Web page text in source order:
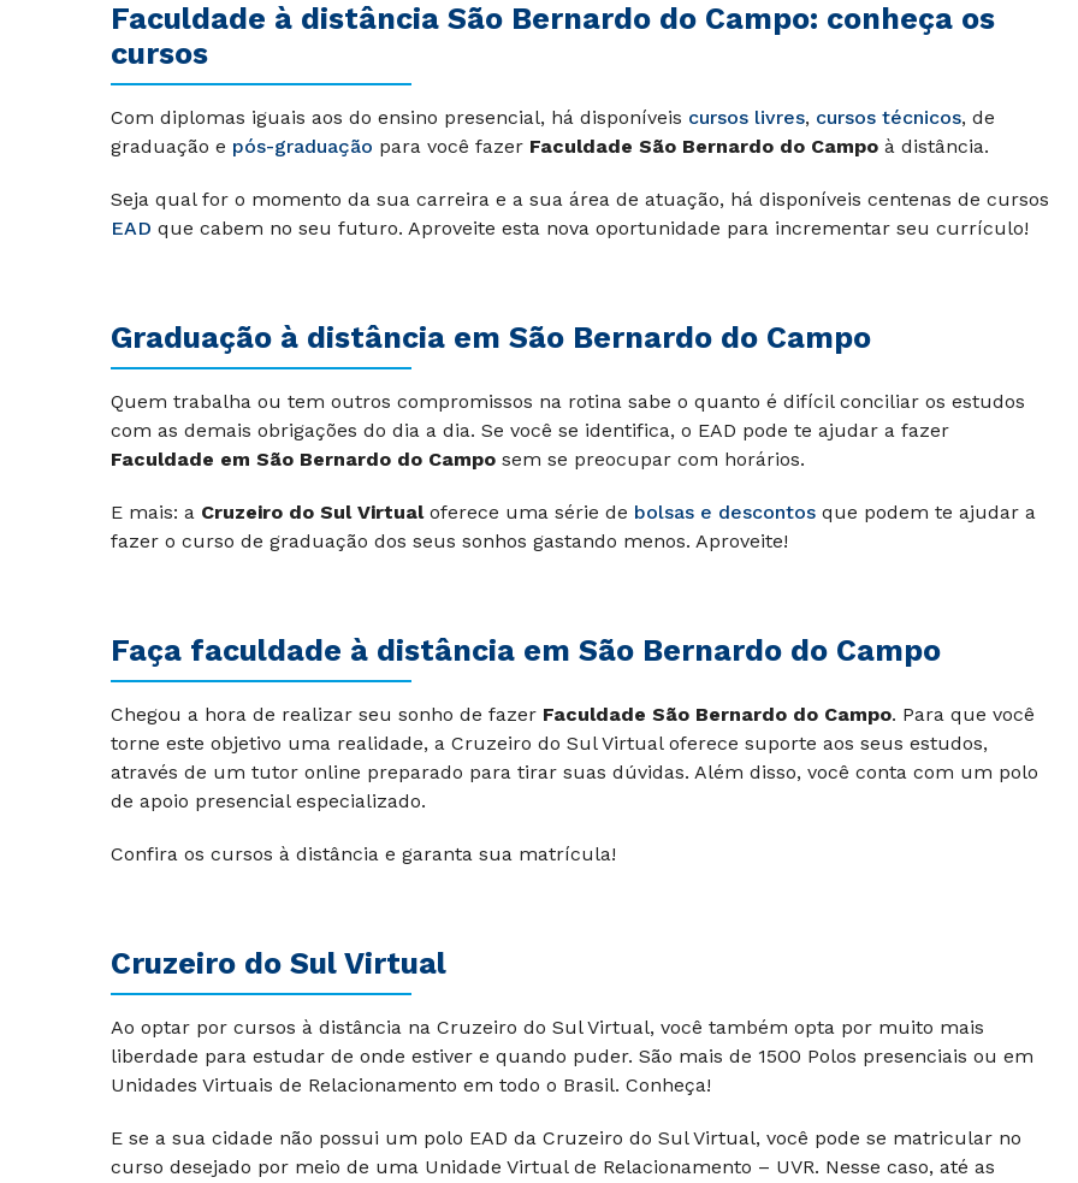
Faculdade à distância São Bernardo do Campo: conheça os
cursos
Com diplomas iguais aos do ensino presencial, há disponíveis cursos livres, cursos técnicos, de
graduação e pós-graduação para você fazer Faculdade São Bernardo do Campo à distância.
Seja qual for o momento da sua carreira e a sua área de atuação, há disponíveis centenas de cursos
EAD que cabem no seu futuro. Aproveite esta nova oportunidade para incrementar seu currículo!
Graduação à distância em São Bernardo do Campo
Quem trabalha ou tem outros compromissos na rotina sabe o quanto é difícil conciliar os estudos
com as demais obrigações do dia a dia. Se você se identifica, o EAD pode te ajudar a fazer
Faculdade em São Bernardo do Campo sem se preocupar com horários.
E mais: a Cruzeiro do Sul Virtualoferece uma série de bolsas e descontos que podem te ajudar a
fazer o curso de graduação dos seus sonhos gastando menos. Aproveite!
Faça faculdade à distância em São Bernardo do Campo
Chegou a hora de realizar seu sonho de fazer Faculdade São Bernardo do Campo. Para que você
torne este objetivo uma realidade, a Cruzeiro do Sul Virtual oferece suporte aos seus estudos,
através de um tutor online preparado para tirar suas dúvidas. Além disso, você conta com um polo
de apoio presencial especializado.
Confira os cursos à distância e garanta sua matrícula!
Cruzeiro do Sul Virtual
Ao optar por cursos à distância na Cruzeiro do Sul Virtual, você também opta por muito mais
liberdade para estudar de onde estiver e quando puder. São mais de 1500 Polos presenciais ou em
Unidades Virtuais de Relacionamento em todo o Brasil. Conheça!
E se a sua cidade não possui um polo EAD da Cruzeiro do Sul Virtual, você pode se matricular no
curso desejado por meio de uma Unidade Virtual de Relacionamento – UVR. Nesse caso, até as